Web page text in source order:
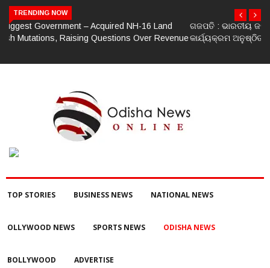
TRENDING NOW
ଗଜପତି : ଭାରତୀୟ ଜନତା ପାର୍ଟି ପକ୍ଷରୁ ମଣ୍ଡଳ ବୈଠକ ଓ ତ୍ରିରଙ୍ଗା ଯାତ୍ରା
କାର୍ଯ୍ୟକ୍ରମ ଅନୁଷ୍ଠିତ ଗଣେଶ କୁମାର ରାଜୁଙ୍କ ରିପୋର୍ଟ